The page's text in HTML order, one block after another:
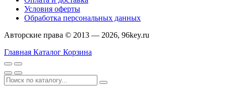
Условия оферты
Обработка персональных данных
Авторские права © 2013 — 2026, 96key.ru
Главная Каталог Корзина